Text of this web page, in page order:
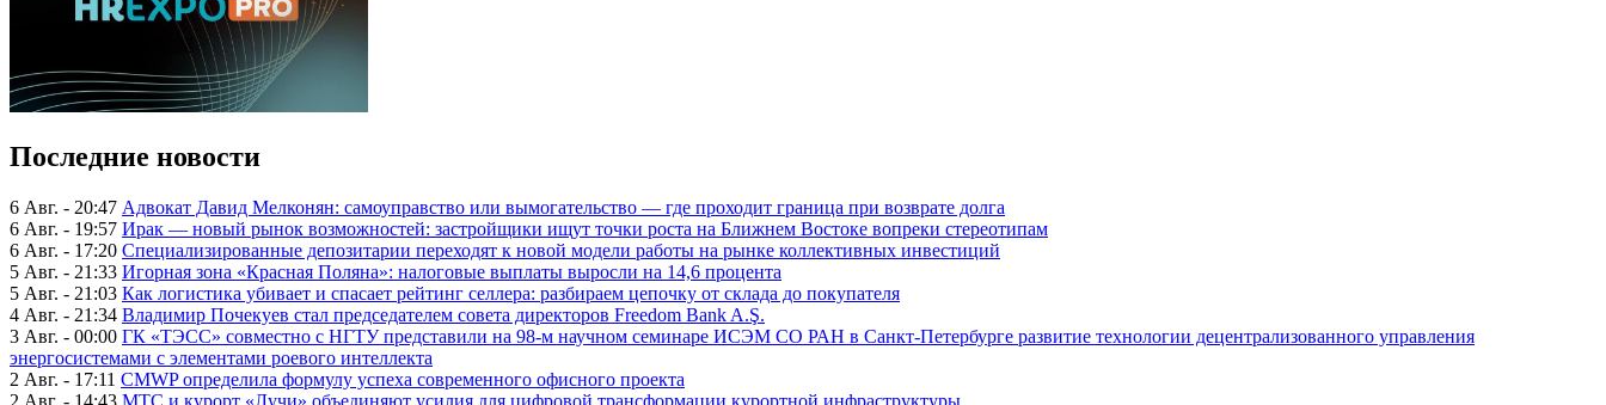
Последние новости
6 Авг. - 20:47 Адвокат Давид Мелконян: самоуправство или вымогательство — где проходит граница при возврате долга
6 Авг. - 19:57 Ирак — новый рынок возможностей: застройщики ищут точки роста на Ближнем Востоке вопреки стереотипам
6 Авг. - 17:20 Специализированные депозитарии переходят к новой модели работы на рынке коллективных инвестиций
5 Авг. - 21:33 Игорная зона «Красная Поляна»: налоговые выплаты выросли на 14,6 процента
5 Авг. - 21:03 Как логистика убивает и спасает рейтинг селлера: разбираем цепочку от склада до покупателя
4 Авг. - 21:34 Владимир Почекуев стал председателем совета директоров Freedom Bank A.Ş.
3 Авг. - 00:00 ГК «ТЭСС» совместно с НГТУ представили на 98-м научном семинаре ИСЭМ СО РАН в Санкт-Петербурге развитие технологии децентрализованного управления
энергосистемами с элементами роевого интеллекта
2 Авг. - 17:11 CMWP определила формулу успеха современного офисного проекта
2 Авг. - 14:43 МТС и курорт «Лучи» объединяют усилия для цифровой трансформации курортной инфраструктуры